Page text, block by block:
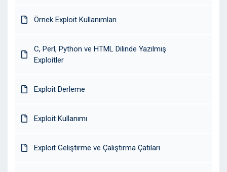
Örnek Exploit Kullanımları
C, Perl, Python ve HTML Dilinde Yazılmış
Exploitler
Exploit Derleme
Exploit Kullanımı
Exploit Geliştirme ve Çalıştırma Çatıları